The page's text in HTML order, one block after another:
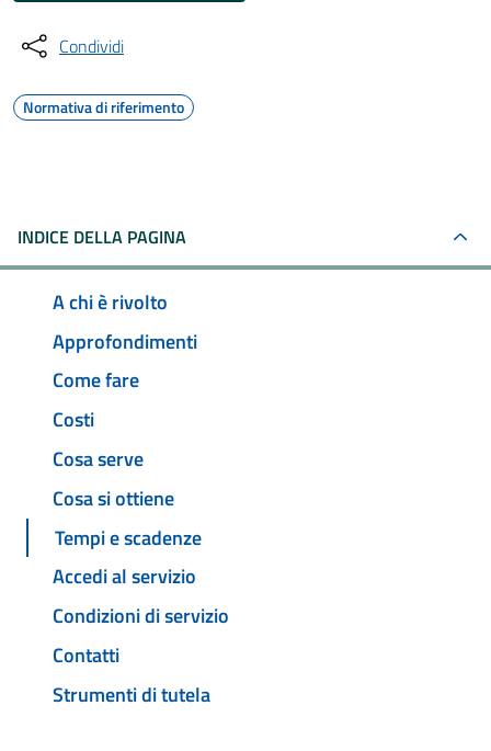
Condividi
Normativa di riferimento
INDICE DELLA PAGINA
A chi è rivolto
Approfondimenti
Come fare
Costi
Cosa serve
Cosa si ottiene
Tempi e scadenze
Accedi al servizio
Condizioni di servizio
Contatti
Strumenti di tutela